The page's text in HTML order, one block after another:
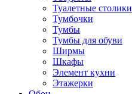
Туалетные столики
Тумбочки
Тумбы
Тумбы для обуви
Ширмы
Шкафы
Элемент кухни
Этажерки